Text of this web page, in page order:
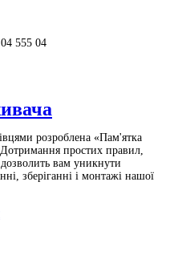
04 555 04
розроблена «Пам'ятка
простих правил,
вам уникнути
зберіганні і монтажі нашої